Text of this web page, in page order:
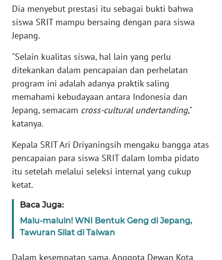
Dia menyebut prestasi itu sebagai bukti bahwa
siswa SRIT mampu bersaing dengan para siswa
Jepang.
"Selain kualitas siswa, hal lain yang perlu
ditekankan dalam pencapaian dan perhelatan
program ini adalah adanya praktik saling
memahami kebudayaan antara Indonesia dan
Jepang, semacam cross-cultural undertanding,"
katanya.
Kepala SRIT Ari Driyaningsih mengaku bangga atas
pencapaian para siswa SRIT dalam lomba pidato
itu setelah melalui seleksi internal yang cukup
ketat.
Baca Juga:
Malu-maluin! WNI Bentuk Geng di Jepang,
Tawuran Silat di Taiwan
Dalam kesempatan sama, Anggota Dewan Kota
MEDIA
SIBER
KARIR
DISCLAIMER
Wahana
Regional
WN
WN
JAKARTA
JABAR